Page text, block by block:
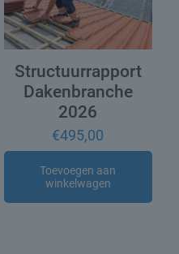
Structuurrapport
Dakenbranche
2026
€495,00
Toevoegen aan
winkelwagen